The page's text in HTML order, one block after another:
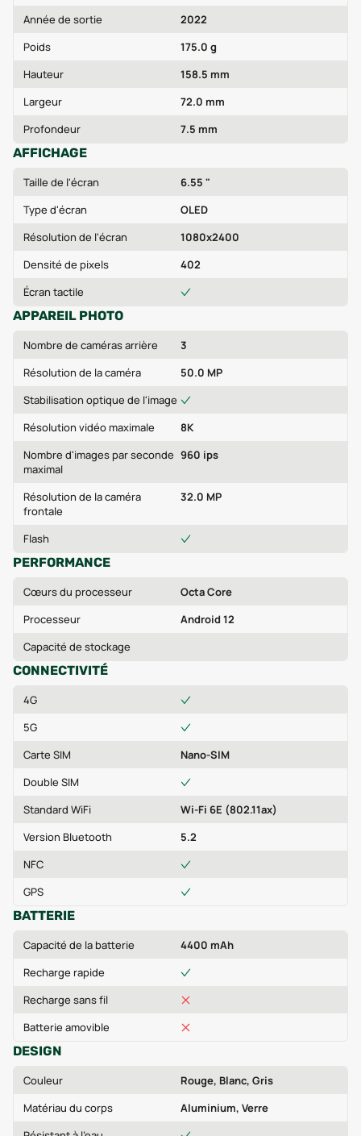
Année de sortie
2022
Poids
175.0 g
Hauteur
158.5 mm
Largeur
72.0 mm
Profondeur
7.5 mm
AFFICHAGE
Taille de l'écran
6.55 "
Type d'écran
OLED
Résolution de l'écran
1080x2400
Densité de pixels
402
Écran tactile
APPAREIL PHOTO
Nombre de caméras arrière
3
Résolution de la caméra
50.0 MP
Stabilisation optique de l'image
Résolution vidéo maximale
8K
Nombre d'images par seconde
maximal
960 ips
Résolution de la caméra
frontale
32.0 MP
Flash
PERFORMANCE
Cœurs du processeur
Octa Core
Processeur
Android 12
Capacité de stockage
CONNECTIVITÉ
4G
5G
Carte SIM
Nano-SIM
Double SIM
Standard WiFi
Wi-Fi 6E (802.11ax)
Version Bluetooth
5.2
NFC
GPS
BATTERIE
Capacité de la batterie
4400 mAh
Recharge rapide
Recharge sans fil
Batterie amovible
DESIGN
Couleur
Rouge, Blanc, Gris
Matériau du corps
Aluminium, Verre